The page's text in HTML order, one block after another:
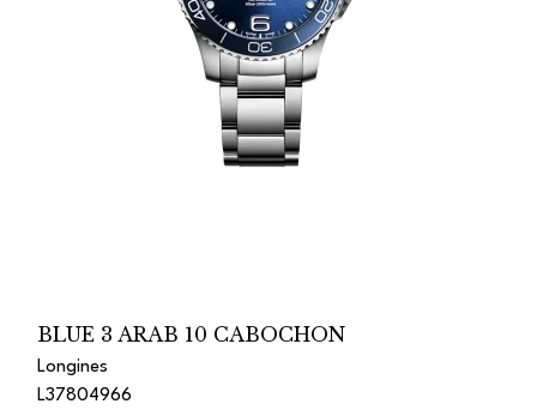
BLUE 3 ARAB 10 CABOCHON
Longines
L37804966